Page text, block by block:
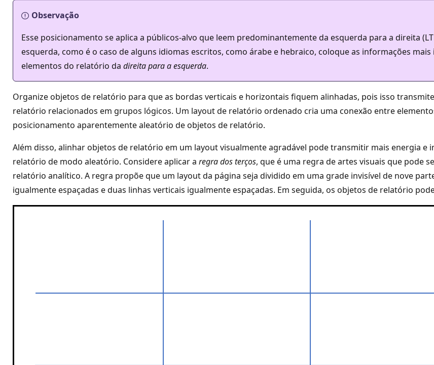
Observação
Esse posicionamento se aplica a públicos-alvo que leem predominantemente da esquerda para a direita
esquerda, como é o caso de alguns idiomas escritos, como árabe e hebraico, coloque as informações
elementos do relatório da direita para a esquerda.
Organize objetos de relatório para que as bordas verticais e horizontais fiquem alinhadas, pois isso
relatório relacionados em grupos lógicos. Um layout de relatório ordenado cria uma conexão entre
posicionamento aparentemente aleatório de objetos de relatório.
Além disso, alinhar objetos de relatório em um layout visualmente agradável pode transmitir mais energia e
relatório de modo aleatório. Considere aplicar a regra dos terços, que é uma regra de artes visuais que pode
relatório analítico. A regra propõe que um layout da página seja dividido em uma grade invisível de nove
igualmente espaçadas e duas linhas verticais igualmente espaçadas. Em seguida, os objetos de relatório